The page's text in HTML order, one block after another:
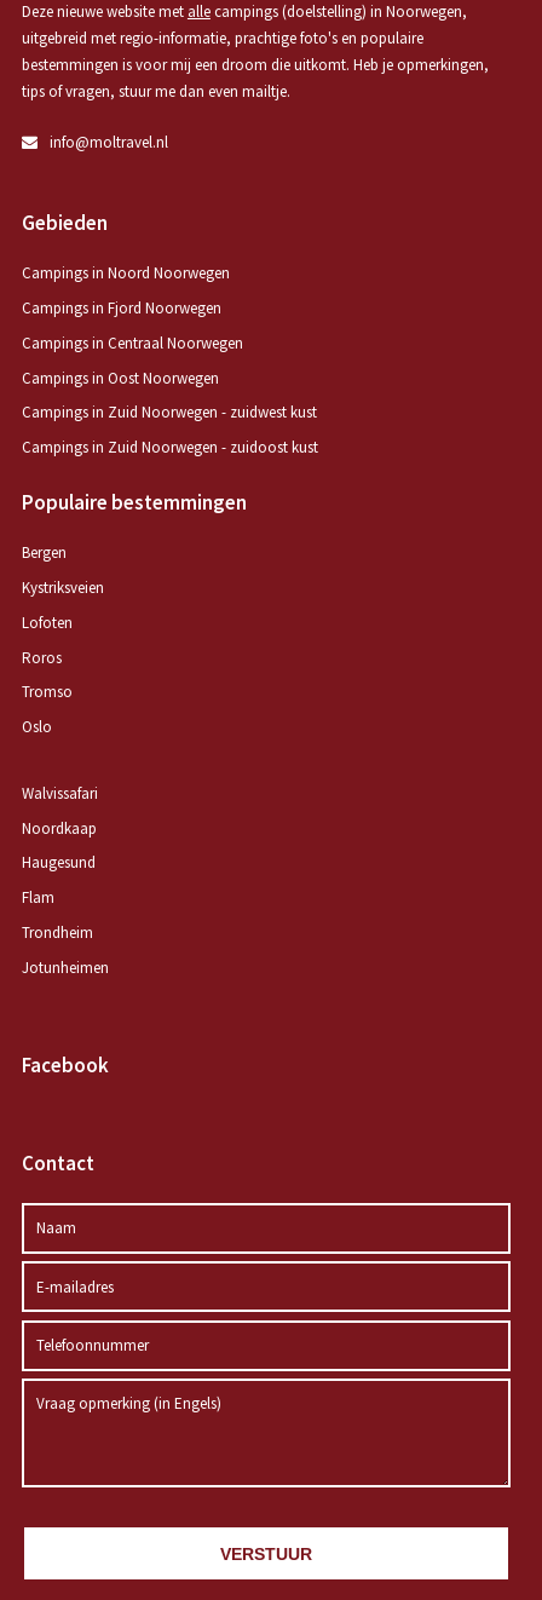
Deze nieuwe website met allecampings (doelstelling) in Noorwegen,
uitgebreid met regio-informatie, prachtige foto's en populaire
bestemmingen is voor mij een droom die uitkomt. Heb je opmerkingen,
tips of vragen, stuur me dan even mailtje.
info@moltravel.nl
Gebieden
Campings in Noord Noorwegen
Campings in Fjord Noorwegen
Campings in Centraal Noorwegen
Campings in Oost Noorwegen
Campings in Zuid Noorwegen - zuidwest kust
Campings in Zuid Noorwegen - zuidoost kust
Populaire bestemmingen
Bergen
Kystriksveien
Lofoten
Roros
Tromso
Oslo
Walvissafari
Noordkaap
Haugesund
Flam
Trondheim
Jotunheimen
Facebook
Contact
VERSTUUR